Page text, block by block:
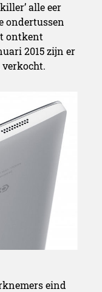
alle eer
ondertussen
ontkent
2015 zijn er
verkocht.
eind